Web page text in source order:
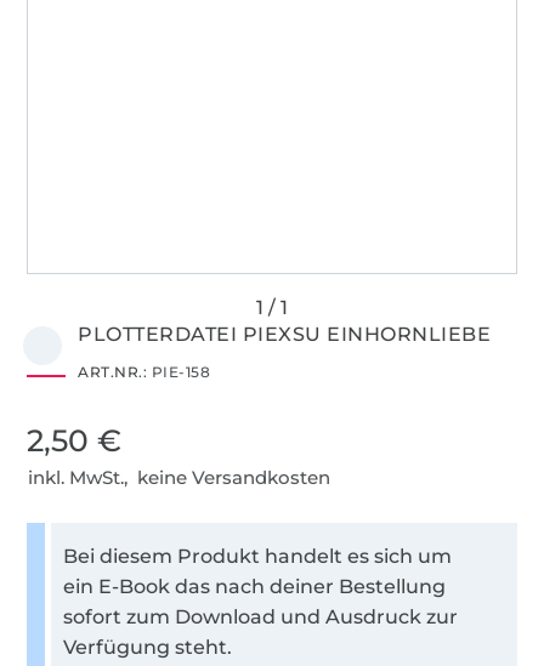
PLOTTERDATEI PIEXSU EINHORNLIEBE
ART.NR.: PIE-158
2,50 €
inkl. MwSt., keine Versandkosten
Bei diesem Produkt handelt es sich um
ein E-Book das nach deiner Bestellung
sofort zum Download und Ausdruck zur
Verfügung steht.